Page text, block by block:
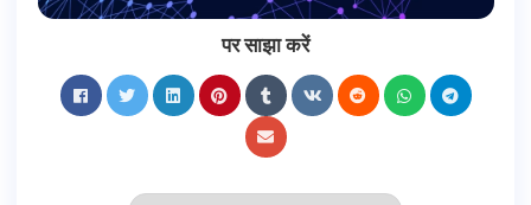
पर साझा करें